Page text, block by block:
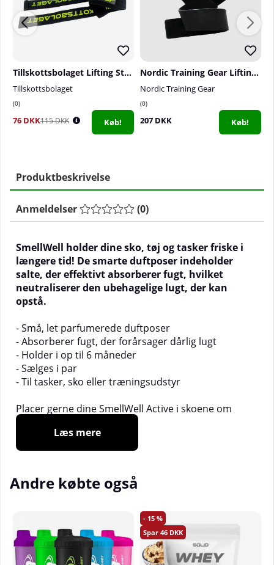
Tillskottsbolaget Lifting Straps
Tillskottsbolaget
0
76 DKK115 DKK Køb!
Nordic Training Gear Lifting Straps Leather
Nordic Training Gear
0
207 DKK Køb!
Produktbeskrivelse
Anmeldelser (0)
SmellWell holder dine sko, tøj og tasker friske i
længere tid! De smarte duftposer indeholder
salte, der effektivt absorberer fugt, hvilket
neutraliserer den ubehagelige lugt, der kan
opstå.
- Små, let parfumerede duftposer
- Absorberer fugt, der forårsager dårlig lugt
- Holder i op til 6 måneder
- Sælges i par
- Til tasker, sko eller træningsudstyr
Placer gerne dine SmellWell Active i skoene om
aftenen for at vågne op til velduftende sko om
morgenen. Poserne passer lige så godt til
træningssko som til arbejdssko eller dine
træningstasken eller i kufferten for at have friskt tøj,
selv når du har været på farten? Poserne indeholder
for forbrugersikkerhed og miljøsikkerhed. Alle
design har samme dejlige duft.
___________________________
Læs mere
Andre købte også
15
46